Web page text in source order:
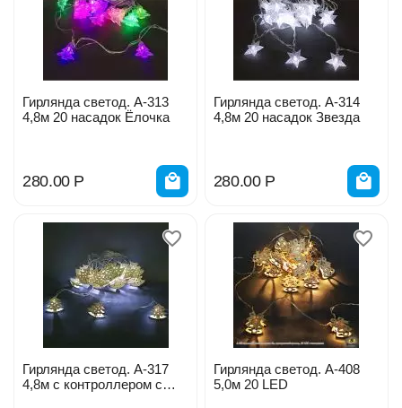
Гирлянда светод. А-313
4,8м 20 насадок Ёлочка
280.00 Р
Гирлянда светод. А-314
4,8м 20 насадок Звезда
280.00 Р
Гирлянда светод. А-317
4,8м с контроллером с
Гирлянда светод. А-408
5,0м 20 LED